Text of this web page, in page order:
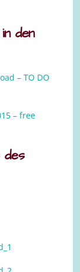
den
– TO DO
– free
des